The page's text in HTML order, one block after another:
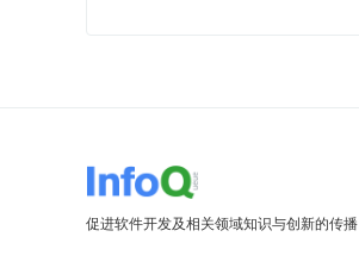
促进软件开发及相关领域知识与创新的传播